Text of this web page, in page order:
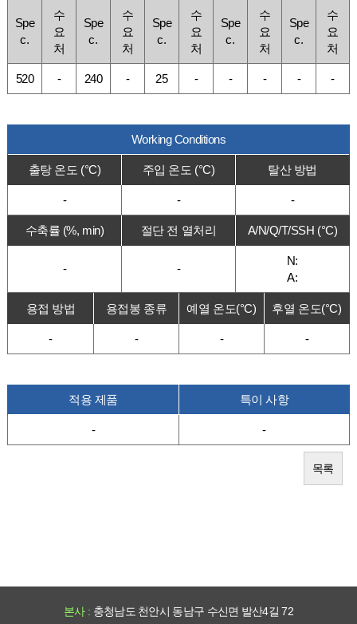
Spe
c.
수
요
처
Spe
c.
수
요
처
Spe
c.
수
요
처
Spe
c.
수
요
처
Spe
c.
수
요
처
520 - 240 - 25 - - - - -
Working Conditions
출탕 온도 (°C) 주입 온도 (°C) 탈산 방법
- - -
수축률 (%, min) 절단 전 열처리 A/N/Q/T/SSH (°C)
- -
N:
A:
용접 방법 용접봉 종류 예열 온도(°C) 후열 온도(°C)
- - - -
적용 제품 특이 사항
- -
목록
본사 : 충청남도 천안시 동남구 수신면 발산4길 72